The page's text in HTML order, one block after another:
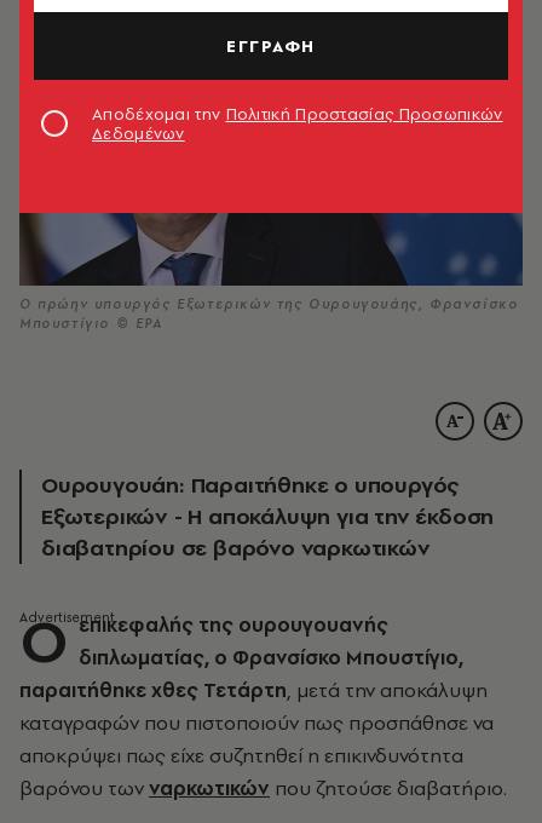
Ο πρώην υπουργός Εξωτερικών της Ουρουγουάης, Φρανσίσκο
Μπουστίγιο © EPA
Ουρουγουάη: Παραιτήθηκε ο υπουργός
Εξωτερικών - Η αποκάλυψη για την έκδοση
διαβατηρίου σε βαρόνο ναρκωτικών
Ο επικεφαλής της ουρουγουανής
διπλωματίας, ο Φρανσίσκο Μπουστίγιο,
παραιτήθηκε χθες Τετάρτη, μετά την αποκάλυψη
καταγραφών που πιστοποιούν πως προσπάθησε να
αποκρύψει πως είχε συζητηθεί η επικινδυνότητα
βαρόνου τωνναρκωτικών που ζητούσε διαβατήριο.
ΕΓΓΡΑΦΗ
Αποδέχομαι την Πολιτική Προστασίας Προσωπικών
Δεδομένων